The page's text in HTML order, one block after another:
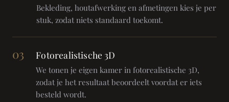
Bekleding, houtafwerking en afmetingen kies je per
stuk, zodat niets standaard toekomt.
03 Fotorealistische 3D
We tonen je eigen kamer in fotorealistische 3D,
zodat je het resultaat beoordeelt voordat er iets
besteld wordt.